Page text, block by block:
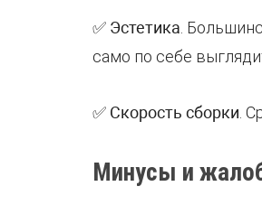
✅ Эстетика .
само по себе
✅ Скорость сборки .
Минусы и